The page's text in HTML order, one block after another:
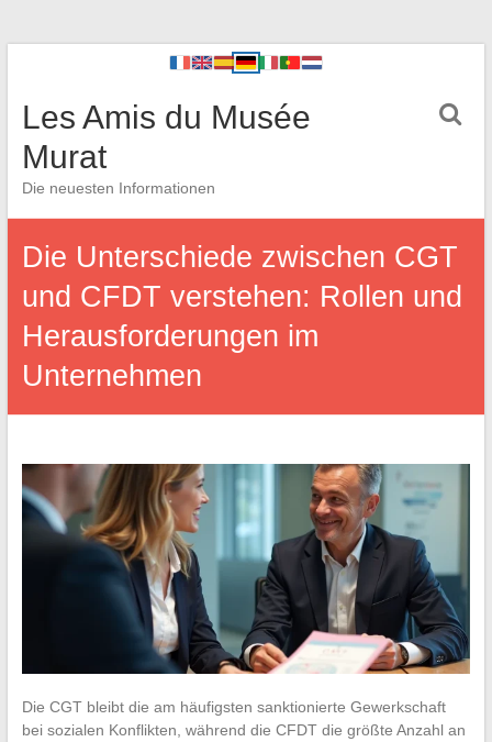
Les Amis du Musée
Murat
Die neuesten Informationen
Die Unterschiede zwischen CGT
und CFDT verstehen: Rollen und
Herausforderungen im
Unternehmen
Die CGT bleibt die am häufigsten sanktionierte Gewerkschaft
bei sozialen Konflikten, während die CFDT die größte Anzahl an